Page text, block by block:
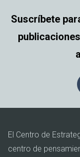
Suscríbete
El Centro de
centro de